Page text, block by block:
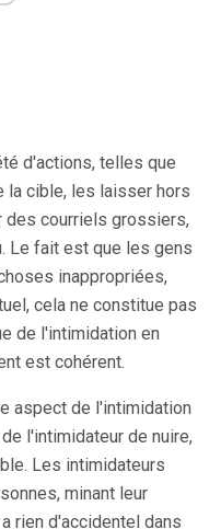
d'actions, telles que
la cible, les laisser hors
des courriels grossiers,
Le fait est que les gens
inappropriées,
cela ne constitue pas
de l'intimidation en
est cohérent.
aspect de l'intimidation
l'intimidateur de nuire,
Les intimidateurs
minant leur
rien d'accidentel dans